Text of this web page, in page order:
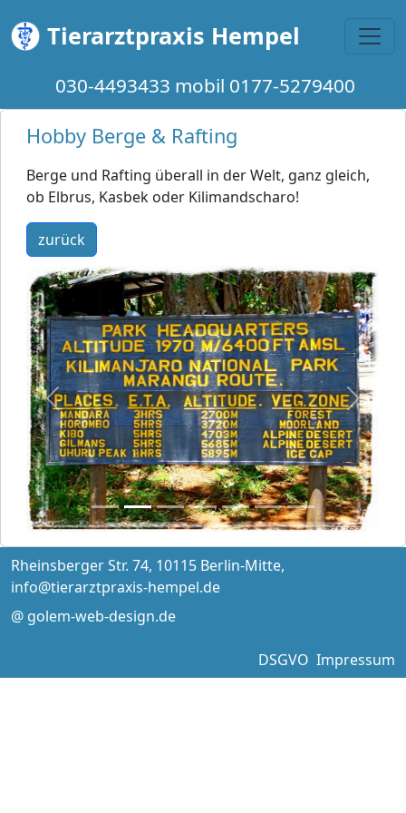
Tierarztpraxis Hempel
030-4493433 mobil 0177-5279400
Hobby Berge & Rafting
Berge und Rafting überall in der Welt, ganz gleich,
ob Elbrus, Kasbek oder Kilimandscharo!
zurück
Previous Next
Rheinsberger Str. 74, 10115 Berlin-Mitte,
info@tierarztpraxis-hempel.de
@ golem-web-design.de
DSGVO Impressum